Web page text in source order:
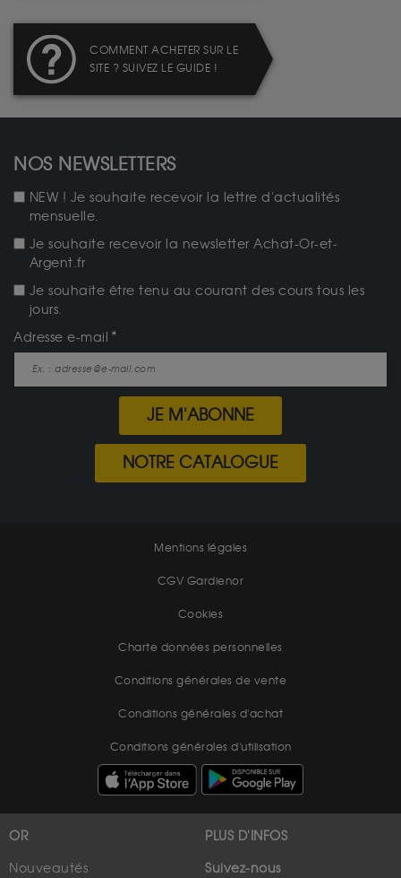
COMMENT ACHETER SUR LE
SITE ? SUIVEZ LE GUIDE !
NOS NEWSLETTERS
NEW ! Je souhaite recevoir la lettre d'actualités
mensuelle.
Je souhaite recevoir la newsletter Achat-Or-et-
Argent.fr
Je souhaite être tenu au courant des cours tous les
jours.
Adresse e-mail
JE M'ABONNE
NOTRE CATALOGUE
Mentions légales
CGV Gardienor
Cookies
Charte données personnelles
Conditions générales de vente
Conditions générales d'achat
Conditions générales d'utilisation
OR
Nouveautés
PLUS D'INFOS
Suivez-nous